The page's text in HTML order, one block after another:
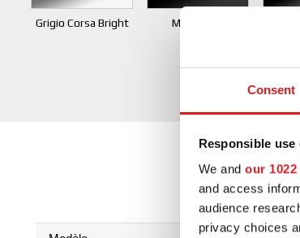
Consent
Responsible use
We and our
and access
audience
privacy choices
Grigio Corsa Bright Matt Black